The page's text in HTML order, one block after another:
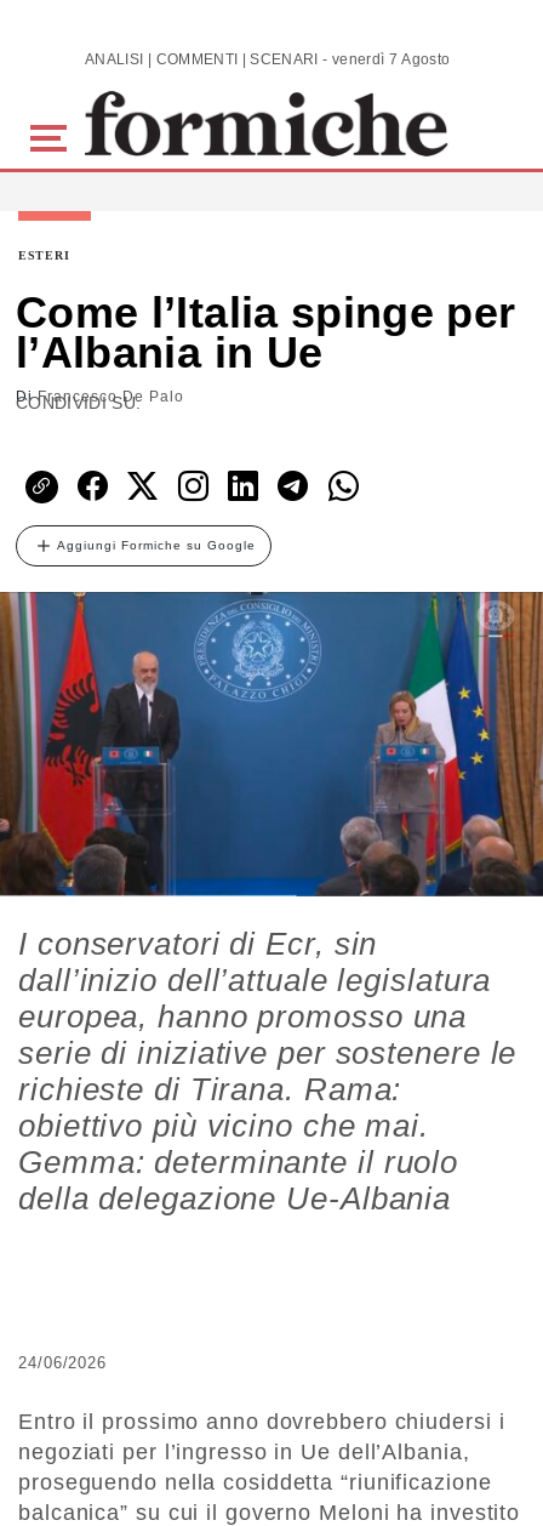
Skip to main content ANALISI | COMMENTI | SCENARI - venerdì 7 Agosto 2026
ESTERI
Come l’Italia spinge per
l’Albania in Ue
DiFrancesco De Palo
CONDIVIDI SU:
Aggiungi Formiche su Google
I conservatori di Ecr, sin
dall’inizio dell’attuale legislatura
europea, hanno promosso una
serie di iniziative per sostenere le
richieste di Tirana. Rama:
obiettivo più vicino che mai.
Gemma: determinante il ruolo
della delegazione Ue-Albania
24/06/2026
Entro il prossimo anno dovrebbero chiudersi i
negoziati per l’ingresso in Ue dell’Albania,
proseguendo nella cosiddetta “riunificazione
balcanica” su cui il governo Meloni ha investito